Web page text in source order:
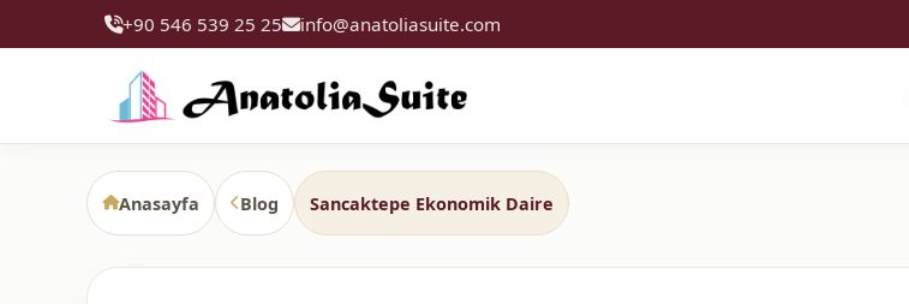
+90 546 539 25 25 info@anatoliasuite.com
Anasayfa Blog Sancaktepe Ekonomik Daire